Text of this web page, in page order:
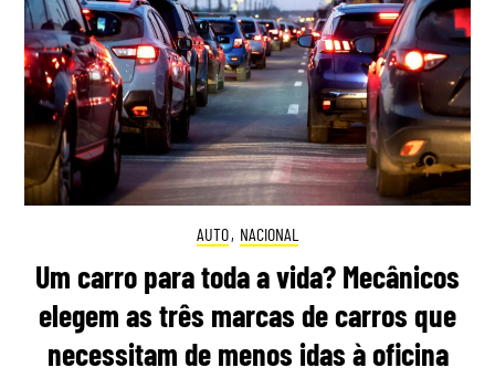
AUTO, NACIONAL
Um carro para toda a vida? Mecânicos
elegem as três marcas de carros que
necessitam de menos idas à oficina